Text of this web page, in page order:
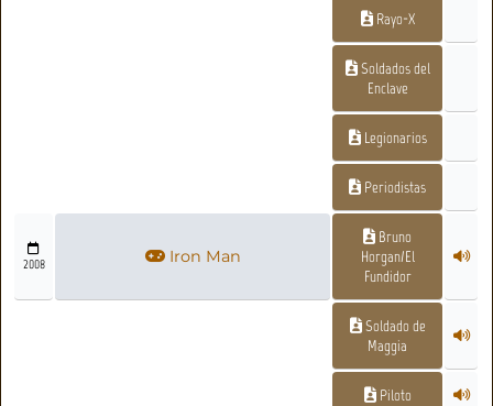
Rayo-X
Soldados del
Enclave
Legionarios
Periodistas
2008 Iron Man
Bruno
Horgan/El
Fundidor
Soldado de
Maggia
Piloto